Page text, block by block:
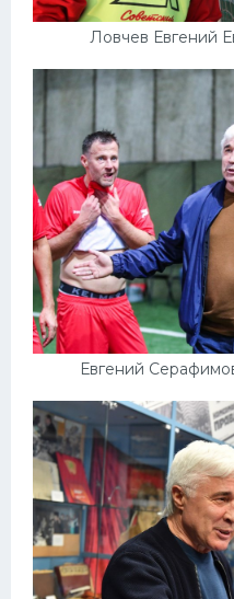
Ловчев Евгений
Евгений